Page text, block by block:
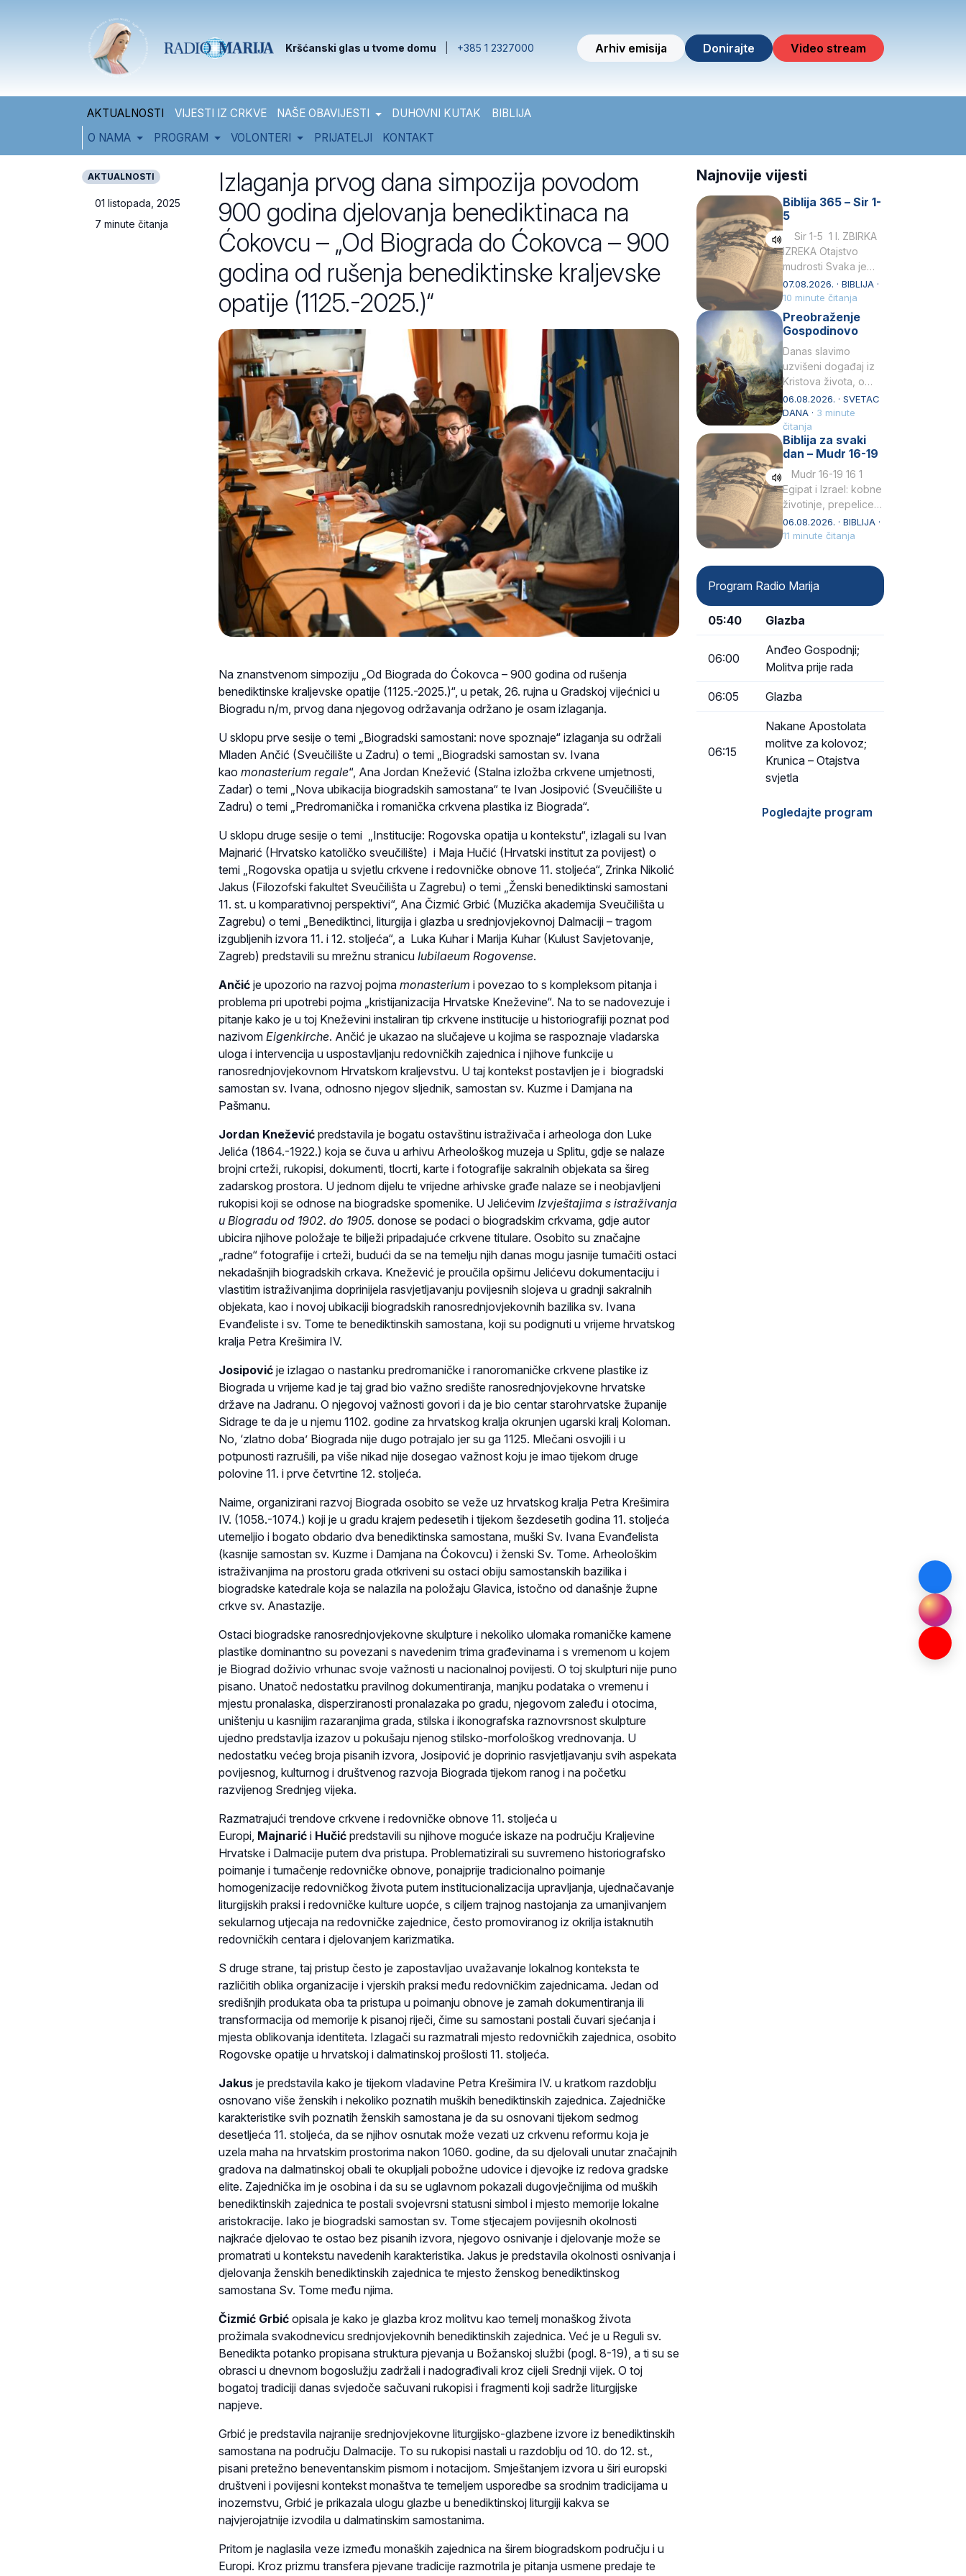
Kršćanski glas u tvome domu +385 1 2327000 Arhiv emisija Donirajte Video stream
AKTUALNOSTI VIJESTI IZ CRKVE NAŠE OBAVIJESTI DUHOVNI KUTAK
BIBLIJA
O NAMA
PROGRAM VOLONTERI PRIJATELJI KONTAKT
AKTUALNOSTI
01 listopada, 2025
7 minute čitanja
Izlaganja prvog dana simpozija povodom
900 godina djelovanja benediktinaca na
Ćokovcu – „Od Biograda do Ćokovca – 900
godina od rušenja benediktinske kraljevske
opatije (1125.-2025.)“
Na znanstvenom simpoziju „Od Biograda do Ćokovca – 900 godina od rušenja
benediktinske kraljevske opatije (1125.-2025.)“, u petak, 26. rujna u Gradskoj vijećnici u
Biogradu n/m, prvog dana njegovog održavanja održano je osam izlaganja.
U sklopu prve sesije o temi „Biogradski samostani: nove spoznaje“ izlaganja su održali
Mladen Ančić (Sveučilište u Zadru) o temi „Biogradski samostan sv. Ivana
kao monasterium regale“, Ana Jordan Knežević (Stalna izložba crkvene umjetnosti,
Zadar) o temi „Nova ubikacija biogradskih samostana“ te Ivan Josipović (Sveučilište u
Zadru) o temi „Predromanička i romanička crkvena plastika iz Biograda“.
U sklopu druge sesije o temi „Institucije: Rogovska opatija u kontekstu“, izlagali su Ivan
Majnarić (Hrvatsko katoličko sveučilište) i Maja Hučić (Hrvatski institut za povijest) o
temi „Rogovska opatija u svjetlu crkvene i redovničke obnove 11. stoljeća“, Zrinka Nikolić
Jakus (Filozofski fakultet Sveučilišta u Zagrebu) o temi „Ženski benediktinski samostani
11. st. u komparativnoj perspektivi“, Ana Čizmić Grbić (Muzička akademija Sveučilišta u
Zagrebu) o temi „Benediktinci, liturgija i glazba u srednjovjekovnoj Dalmaciji – tragom
izgubljenih izvora 11. i 12. stoljeća“, a Luka Kuhar i Marija Kuhar (Kulust Savjetovanje,
Zagreb) predstavili su mrežnu stranicu Iubilaeum Rogovense.
Ančić je upozorio na razvoj pojma monasterium i povezao to s kompleksom pitanja i
problema pri upotrebi pojma „kristijanizacija Hrvatske Kneževine“. Na to se nadovezuje i
pitanje kako je u toj Kneževini instaliran tip crkvene institucije u historiografiji poznat pod
nazivom Eigenkirche. Ančić je ukazao na slučajeve u kojima se raspoznaje vladarska
uloga i intervencija u uspostavljanju redovničkih zajednica i njihove funkcije u
ranosrednjovjekovnom Hrvatskom kraljevstvu. U taj kontekst postavljen je i biogradski
samostan sv. Ivana, odnosno njegov sljednik, samostan sv. Kuzme i Damjana na
Pašmanu.
Jordan Knežević predstavila je bogatu ostavštinu istraživača i arheologa don Luke
Jelića (1864.-1922.) koja se čuva u arhivu Arheološkog muzeja u Splitu, gdje se nalaze
brojni crteži, rukopisi, dokumenti, tlocrti, karte i fotografije sakralnih objekata sa šireg
zadarskog prostora. U jednom dijelu te vrijedne arhivske građe nalaze se i neobjavljeni
rukopisi koji se odnose na biogradske spomenike. U Jelićevim Izvještajima s istraživanja
u Biogradu od 1902. do 1905. donose se podaci o biogradskim crkvama, gdje autor
ubicira njihove položaje te bilježi pripadajuće crkvene titulare. Osobito su značajne
„radne“ fotografije i crteži, budući da se na temelju njih danas mogu jasnije tumačiti ostaci
nekadašnjih biogradskih crkava. Knežević je proučila opširnu Jelićevu dokumentaciju i
vlastitim istraživanjima doprinijela rasvjetljavanju povijesnih slojeva u gradnji sakralnih
objekata, kao i novoj ubikaciji biogradskih ranosrednjovjekovnih bazilika sv. Ivana
Evanđeliste i sv. Tome te benediktinskih samostana, koji su podignuti u vrijeme hrvatskog
kralja Petra Krešimira IV.
Josipović je izlagao o nastanku predromaničke i ranoromaničke crkvene plastike iz
Biograda u vrijeme kad je taj grad bio važno središte ranosrednjovjekovne hrvatske
države na Jadranu. O njegovoj važnosti govori i da je bio centar starohrvatske županije
Sidrage te da je u njemu 1102. godine za hrvatskog kralja okrunjen ugarski kralj Koloman.
No, ‘zlatno doba’ Biograda nije dugo potrajalo jer su ga 1125. Mlečani osvojili i u
potpunosti razrušili, pa više nikad nije dosegao važnost koju je imao tijekom druge
polovine 11. i prve četvrtine 12. stoljeća.
Naime, organizirani razvoj Biograda osobito se veže uz hrvatskog kralja Petra Krešimira
IV. (1058.-1074.) koji je u gradu krajem pedesetih i tijekom šezdesetih godina 11. stoljeća
utemeljio i bogato obdario dva benediktinska samostana, muški Sv. Ivana Evanđelista
(kasnije samostan sv. Kuzme i Damjana na Ćokovcu) i ženski Sv. Tome. Arheološkim
istraživanjima na prostoru grada otkriveni su ostaci obiju samostanskih bazilika i
biogradske katedrale koja se nalazila na položaju Glavica, istočno od današnje župne
crkve sv. Anastazije.
Ostaci biogradske ranosrednjovjekovne skulpture i nekoliko ulomaka romaničke kamene
plastike dominantno su povezani s navedenim trima građevinama i s vremenom u kojem
je Biograd doživio vrhunac svoje važnosti u nacionalnoj povijesti. O toj skulpturi nije puno
pisano. Unatoč nedostatku pravilnog dokumentiranja, manjku podataka o vremenu i
mjestu pronalaska, disperziranosti pronalazaka po gradu, njegovom zaleđu i otocima,
uništenju u kasnijim razaranjima grada, stilska i ikonografska raznovrsnost skulpture
ujedno predstavlja izazov u pokušaju njenog stilsko-morfološkog vrednovanja. U
nedostatku većeg broja pisanih izvora, Josipović je doprinio rasvjetljavanju svih aspekata
povijesnog, kulturnog i društvenog razvoja Biograda tijekom ranog i na početku
razvijenog Srednjeg vijeka.
Razmatrajući trendove crkvene i redovničke obnove 11. stoljeća u
Europi, Majnarić i Hučić predstavili su njihove moguće iskaze na području Kraljevine
Hrvatske i Dalmacije putem dva pristupa. Problematizirali su suvremeno historiografsko
poimanje i tumačenje redovničke obnove, ponajprije tradicionalno poimanje
homogenizacije redovničkog života putem institucionalizacija upravljanja, ujednačavanje
liturgijskih praksi i redovničke kulture uopće, s ciljem trajnog nastojanja za umanjivanjem
sekularnog utjecaja na redovničke zajednice, često promoviranog iz okrilja istaknutih
redovničkih centara i djelovanjem karizmatika.
S druge strane, taj pristup često je zapostavljao uvažavanje lokalnog konteksta te
različitih oblika organizacije i vjerskih praksi među redovničkim zajednicama. Jedan od
središnjih produkata oba ta pristupa u poimanju obnove je zamah dokumentiranja ili
transformacija od memorije k pisanoj riječi, čime su samostani postali čuvari sjećanja i
mjesta oblikovanja identiteta. Izlagači su razmatrali mjesto redovničkih zajednica, osobito
Rogovske opatije u hrvatskoj i dalmatinskoj prošlosti 11. stoljeća.
Jakus je predstavila kako je tijekom vladavine Petra Krešimira IV. u kratkom razdoblju
osnovano više ženskih i nekoliko poznatih muških benediktinskih zajednica. Zajedničke
karakteristike svih poznatih ženskih samostana je da su osnovani tijekom sedmog
desetljeća 11. stoljeća, da se njihov osnutak može vezati uz crkvenu reformu koja je
uzela maha na hrvatskim prostorima nakon 1060. godine, da su djelovali unutar značajnih
gradova na dalmatinskoj obali te okupljali pobožne udovice i djevojke iz redova gradske
elite. Zajednička im je osobina i da su se uglavnom pokazali dugovječnijima od muških
benediktinskih zajednica te postali svojevrsni statusni simbol i mjesto memorije lokalne
aristokracije. Iako je biogradski samostan sv. Tome stjecajem povijesnih okolnosti
najkraće djelovao te ostao bez pisanih izvora, njegovo osnivanje i djelovanje može se
promatrati u kontekstu navedenih karakteristika. Jakus je predstavila okolnosti osnivanja i
djelovanja ženskih benediktinskih zajednica te mjesto ženskog benediktinskog
samostana Sv. Tome među njima.
Čizmić Grbić opisala je kako je glazba kroz molitvu kao temelj monaškog života
prožimala svakodnevicu srednjovjekovnih benediktinskih zajednica. Već je u Reguli sv.
Benedikta potanko propisana struktura pjevanja u Božanskoj službi (pogl. 8-19), a ti su se
obrasci u dnevnom bogoslužju zadržali i nadograđivali kroz cijeli Srednji vijek. O toj
bogatoj tradiciji danas svjedoče sačuvani rukopisi i fragmenti koji sadrže liturgijske
napjeve.
Grbić je predstavila najranije srednjovjekovne liturgijsko-glazbene izvore iz benediktinskih
samostana na području Dalmacije. To su rukopisi nastali u razdoblju od 10. do 12. st.,
pisani pretežno beneventanskim pismom i notacijom. Smještanjem izvora u širi europski
društveni i povijesni kontekst monaštva te temeljem usporedbe sa srodnim tradicijama u
inozemstvu, Grbić je prikazala ulogu glazbe u benediktinskoj liturgiji kakva se
najvjerojatnije izvodila u dalmatinskim samostanima.
Pritom je naglasila veze između monaških zajednica na širem biogradskom području i u
Europi. Kroz prizmu transfera pjevane tradicije razmotrila je pitanja usmene predaje te
Najnovije vijesti
Biblija 365 – Sir 1-
5
Sir 1-5 1 I. ZBIRKA
IZREKA Otajstvo
mudrosti Svaka je
mudrost od Gospoda
i s njime je dovijeka.2
Tko će…
07.08.2026. · BIBLIJA ·
10 minute čitanja
Preobraženje
Gospodinovo
Danas slavimo
uzvišeni događaj iz
Kristova života, o
kojem nas izvješćuju
evanđelisti Matej,
Marko i Luka te sveti
Petar u svojoj
drugoj…
06.08.2026. · SVETAC
DANA · 3 minute
čitanja
Biblija za svaki
dan – Mudr 16-19
Mudr 16-19 16 1
Egipat i Izrael: kobne
životinje, prepelice
Zato bijahu
primjereno kažnjeni
mučeni mnoštvom
kukaca.2 A narod…
06.08.2026. · BIBLIJA ·
11 minute čitanja
Program Radio Marija
05:40 Glazba
06:00
Anđeo Gospodnji;
Molitva prije rada
06:05 Glazba
06:15
Nakane Apostolata
molitve za kolovoz;
Krunica – Otajstva
svjetla
Pogledajte program